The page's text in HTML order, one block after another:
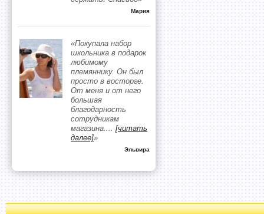
Мария
«Покупала набор
школьника в подарок
любимому
племяннику. Он был
просто в восторге.
От меня и от него
большая
благодарность
сотрудникам
магазина.... [читать
далее]»
Эльвира